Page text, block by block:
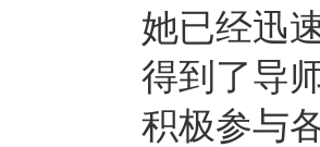
她已经迅
得到了导
积极参与